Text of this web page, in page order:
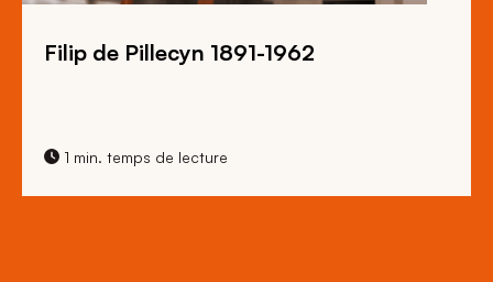
Filip de Pillecyn 1891-1962
1 min. temps de lecture